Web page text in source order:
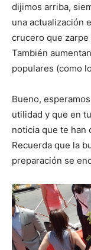
dijimos arriba,
una actualización
crucero que zarpe
También
populares (como
Bueno,
utilidad y que en
noticia que te han
Recuerda que la
preparación se